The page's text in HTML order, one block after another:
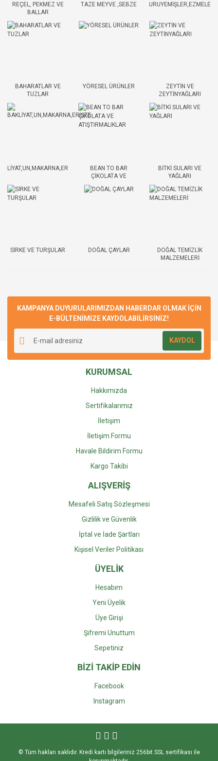
REÇEL, PEKMEZ VE
BALLAR
TAZE MEYVE ,SEBZE KURUYEMİŞLER,EZMELER
BAHARATLAR VE
TUZLAR
YÖRESEL ÜRÜNLER
ZEYTİN VE
ZEYTİNYAĞLARI
BEAN TO BAR
ÇİKOLATA VE
ATIŞTIRMALIKLAR
BİTKİ SULARI VE
YAĞLARI
SİRKE VE TURŞULAR DOĞAL ÇAYLAR
DOĞAL TEMİZLİK
MALZEMELERİ
KAMPANYA DUYURULARIMIZDAN HABERDAR OLMAK İÇİN
E-BÜLTENİMİZE KAYDOLABİLİRSİNİZ!
KAYDOL
KURUMSAL
Hakkımızda
Sertifikalarımız
İletişim
İletişim Formu
Havale Bildirim Formu
Kargo Takibi
ALIŞVERİŞ
Mesafeli Satış Sözleşmesi
Gizlilik ve Güvenlik
İptal ve İade Şartları
Kişisel Veriler Politikası
ÜYELİK
Hesabım
Yeni Üyelik
Üye Girişi
Şifremi Unuttum
Sepetiniz
BİZİ TAKİP EDİN
Facebook
Instagram
© Tüm hakları saklıdır. Kredi kartı bilgileriniz 256bit SSL sertifikası ile